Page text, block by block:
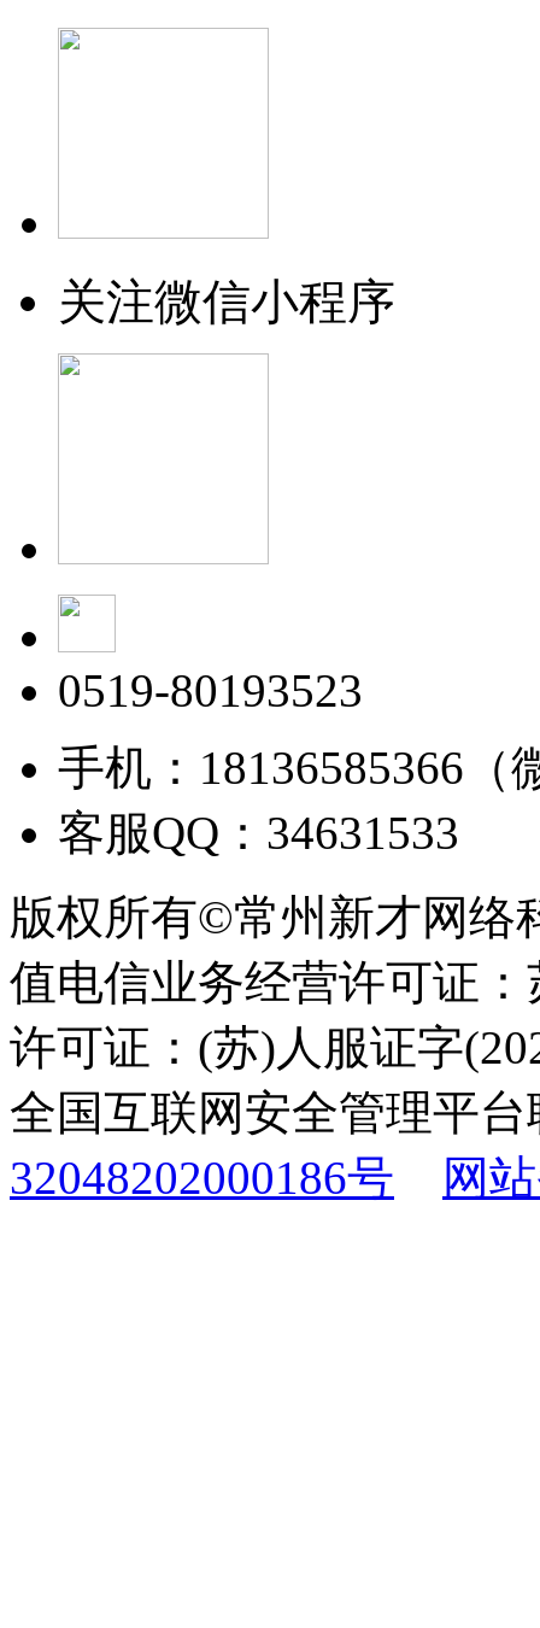
关注微信小程序
0519-80193523
手机：18136585366（
客服QQ：34631533
版权所有©常州新才网络
值电信业务经营许可证
许可证：(苏)人服证字
全国互联网安全管理平
32048202000186号
网